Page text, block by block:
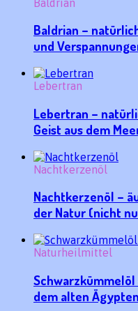
Baldrian
Baldrian –
und
Lebertran
Lebertran –
Geist aus dem
Nachtkerzenöl
Nachtkerzenöl –
der Natur (nicht
Naturheilmittel
Schwarzkümmelöl
dem alten Ägypten